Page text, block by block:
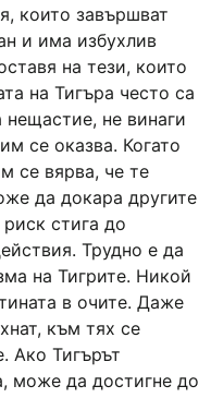
които завършват
и има избухлив
на тези, които
на Тигъра често са
не винаги
се оказва. Когато
се вярва, че те
да докара другите
стига до
Трудно е да
на Тигрите. Никой
в очите. Даже
към тях се
Ако Тигърът
може да достигне до